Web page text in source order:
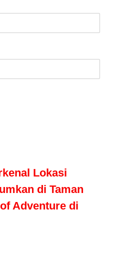
Lokasi
di Taman
Adventure di